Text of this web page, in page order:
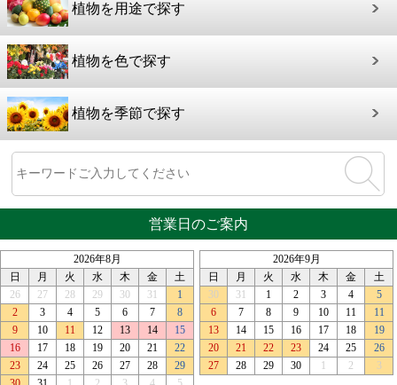
植物を用途で探す
植物を色で探す
植物を季節で探す
営業日のご案内